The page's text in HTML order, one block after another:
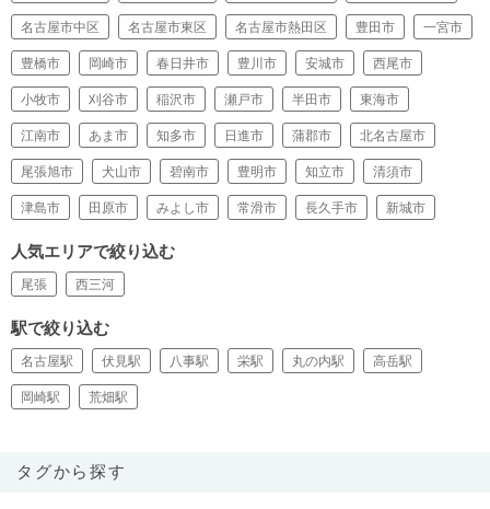
名古屋市中区 名古屋市東区 名古屋市熱田区 豊田市 一宮市
豊橋市 岡崎市 春日井市 豊川市 安城市 西尾市
小牧市 刈谷市 稲沢市 瀬戸市 半田市 東海市
江南市 あま市 知多市 日進市 蒲郡市 北名古屋市
尾張旭市 犬山市 碧南市 豊明市 知立市 清須市
津島市 田原市 みよし市 常滑市 長久手市 新城市
人気エリアで絞り込む
尾張 西三河
駅で絞り込む
名古屋駅 伏見駅 八事駅 栄駅 丸の内駅 高岳駅
岡崎駅 荒畑駅
タグから探す